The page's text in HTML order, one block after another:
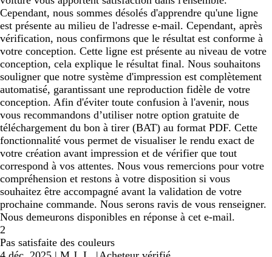
Cependant, nous sommes désolés d'apprendre qu'une ligne
est présente au milieu de l'adresse e-mail. Cependant, après
vérification, nous confirmons que le résultat est conforme à
votre conception. Cette ligne est présente au niveau de votre
conception, cela explique le résultat final. Nous souhaitons
souligner que notre système d'impression est complètement
automatisé, garantissant une reproduction fidèle de votre
conception. Afin d'éviter toute confusion à l'avenir, nous
vous recommandons d’utiliser notre option gratuite de
téléchargement du bon à tirer (BAT) au format PDF. Cette
fonctionnalité vous permet de visualiser le rendu exact de
votre création avant impression et de vérifier que tout
correspond à vos attentes. Nous vous remercions pour votre
compréhension et restons à votre disposition si vous
souhaitez être accompagné avant la validation de votre
prochaine commande. Nous serons ravis de vous renseigner.
Nous demeurons disponibles en réponse à cet e-mail.
2
Pas satisfaite des couleurs